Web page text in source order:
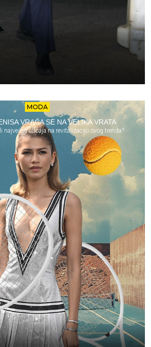
MODA
VRAĆA SE NA VELIKA VRATA
najvećeg uticaja na revitalizaciju ovog trenda?